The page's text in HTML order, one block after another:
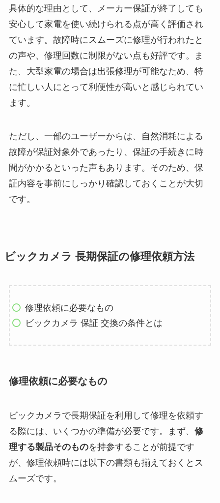
具体的な理由として、メーカー保証が終了しても
安心して家電を使い続けられる点が高く評価され
ています。故障時にスムーズに修理が行われたと
の声や、修理回数に制限がない点も好評です。ま
た、大型家電の場合は出張修理が可能なため、特
に忙しい人にとって利便性が高いと感じられてい
ます。
ただし、一部のユーザーからは、自然消耗による
故障が保証対象外であったり、保証の手続きに時
間がかかるといった声もあります。そのため、保
証内容を事前にしっかり確認しておくことが大切
です。
ビックカメラ 長期保証の修理依頼方法
修理依頼に必要なもの
ビックカメラ 保証 交換の条件とは
修理依頼に必要なもの
ビックカメラで長期保証を利用して修理を依頼す
る際には、いくつかの準備が必要です。まず、 修
理する製品そのものを持参することが前提です
が、修理依頼時には以下の書類も揃えておくとス
ムーズです。